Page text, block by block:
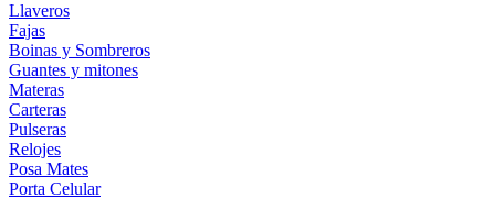
Llaveros
Fajas
Boinas y Sombreros
Guantes y mitones
Materas
Carteras
Pulseras
Relojes
Posa Mates
Porta Celular